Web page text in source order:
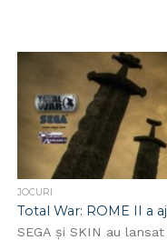
JOCURI
Total War: ROME II a
SEGA și SKIN au